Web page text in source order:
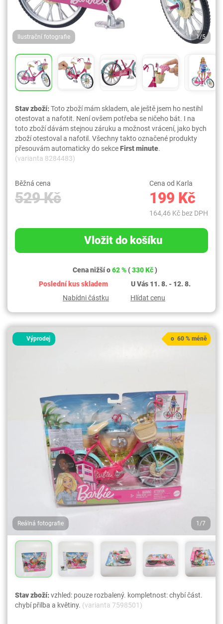
Ilustrační fotografie 1/5
Stav zboží:Toto zboží mám skladem, ale ještě jsem ho nestihl
otestovat a nafotit. Není ovšem potřeba se ničeho bát. I na
toto zboží dávám stejnou záruku a možnost vrácení, jako bych
zboží otestoval a nafotil. Všechny takto označené produkty
přesouvám automaticky do sekceFirst minute.
(varianta 8284483)
Běžná cena
529 Kč
Cena od Karla
199 Kč
164,46 Kč bez DPH
Vložit do košíku
Cena nižší o62 %(330 Kč)
Poslední kus skladem
U Vás 11. 8. - 12. 8.
Nabídni částku
Hlídat cenu
Výprodej
Reálná fotografie 1/7
o 60 % méně
Stav zboží:vzhled: pouze rozbalený. kompletnost: chybí část.
chybí přilba a květiny. (varianta 7598501)